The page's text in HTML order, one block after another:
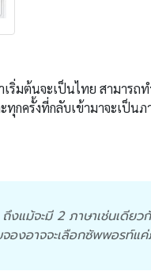
ริ่มต้นจะเป็นไทย สามารถ
ทุกครั้งที่กลับเข้ามาจะเป็น
แม้จะมี 2 ภาษาเช่นเดียว
จองอาจจะเลือกซัพพอรท์แ